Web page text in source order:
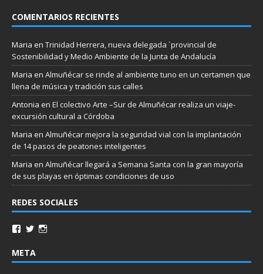
COMENTARIOS RECIENTES
Maria en Trinidad Herrera, nueva delegada `provincial de
Sostenibilidad y Medio Ambiente de la Junta de Andalucía
Maria en Almuñécar se rinde al ambiente tuno en un certamen que
llena de música y tradición sus calles
Antonia en El colectivo Arte –Sur de Almuñécar realiza un viaje-
excursión cultural a Córdoba
Maria en Almuñécar mejora la seguridad vial con la implantación
de 14 pasos de peatones inteligentes
Maria en Almuñécar llegará a Semana Santa con la gran mayoría
de sus playas en óptimas condiciones de uso
REDES SOCIALES
META